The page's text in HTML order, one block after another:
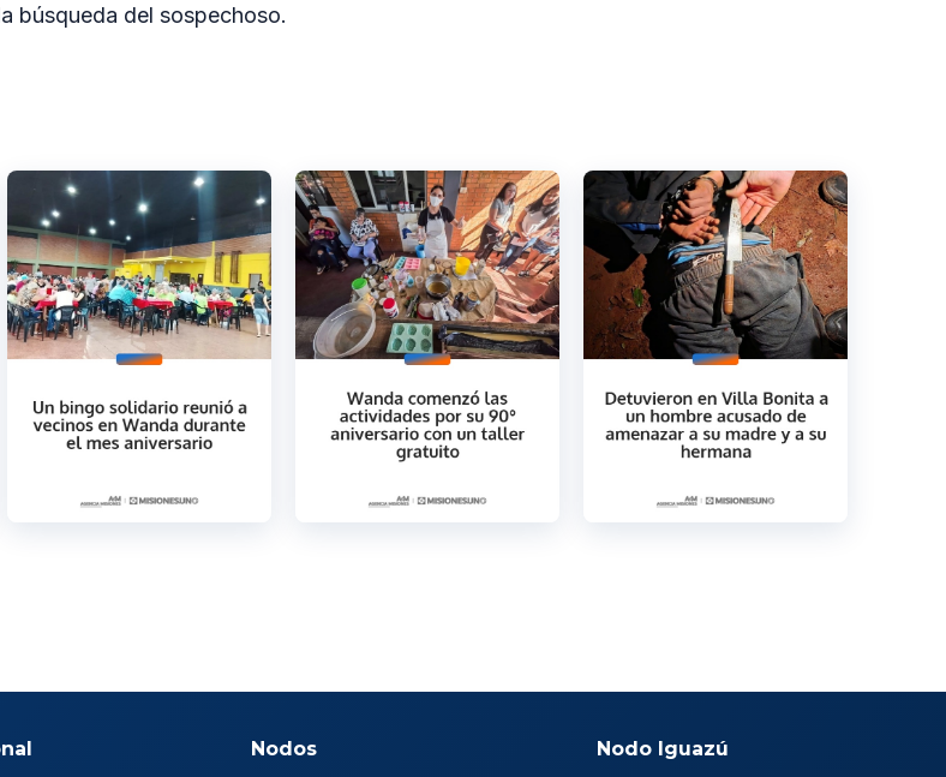
búsqueda del sospechoso.
Nodos Nodo Iguazú